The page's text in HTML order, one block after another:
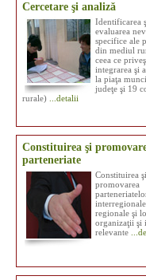
Cercetare şi analiză
Identificarea
evaluarea
specifice ale
din mediul
ceea ce
integrarea şi
la piaţa
judeţe şi 19
rurale) ...detalii
Constituirea şi
parteneriate
Constituirea şi
promovarea
interregionale,
regionale şi
organizaţii şi
relevante